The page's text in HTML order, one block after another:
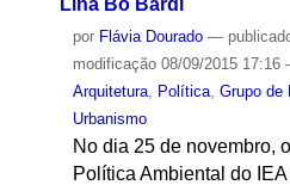
por Flávia Dourado —
modificação08/09/2015 17:16
Arquitetura, Política, Grupo de
Urbanismo
No dia 25 de novembro,
Política Ambiental do